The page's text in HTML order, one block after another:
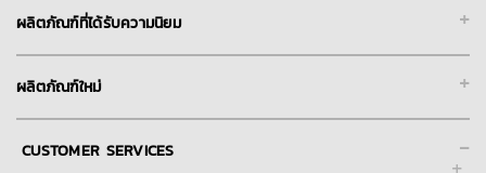
+
ผลิตภัณฑ์ที่ได้รับความนิยม
+
ผลิตภัณฑ์ใหม่
-
CUSTOMER SERVICES